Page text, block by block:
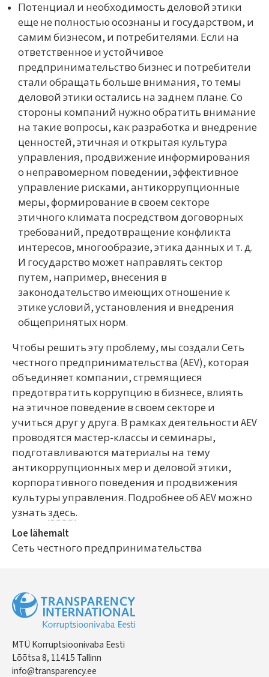
Потенциал и необходимость деловой этики
еще не полностью осознаны и государством, и
самим бизнесом, и потребителями. Если на
ответственное и устойчивое
предпринимательство бизнес и потребители
стали обращать больше внимания, то темы
деловой этики остались на заднем плане. Со
стороны компаний нужно обратить внимание
на такие вопросы, как разработка и внедрение
ценностей, этичная и открытая культура
управления, продвижение информирования
о неправомерном поведении, эффективное
управление рисками, антикоррупционные
меры, формирование в своем секторе
этичного климата посредством договорных
требований, предотвращение конфликта
интересов, многообразие, этика данных и т. д.
И государство может направлять сектор
путем, например, внесения в
законодательство имеющих отношение к
этике условий, установления и внедрения
общепринятых норм.
Чтобы решить эту проблему, мы создали Сеть
честного предпринимательства (AEV), которая
объединяет компании, стремящиеся
предотвратить коррупцию в бизнесе, влиять
на этичное поведение в своем секторе и
учиться друг у друга. В рамках деятельности AEV
проводятся мастер-классы и семинары,
подготавливаются материалы на тему
антикоррупционных мер и деловой этики,
корпоративного поведения и продвижения
культуры управления. Подробнее об AEV можно
узнатьздесь.
Loe lähemalt
Сеть честного предпринимательства
MTÜ Korruptsioonivaba Eesti
Lõõtsa 8, 11415 Tallinn
info@transparency.ee